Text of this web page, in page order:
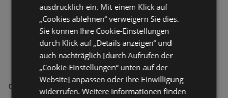
duo idee+spiel Filialen in der Nähe
ausdrücklich ein. Mit einem Klick auf
„Cookies ablehnen“ verweigern Sie dies.
Sie können Ihre Cookie-Einstellungen
durch Klick auf „Details anzeigen“ und
auch nachträglich [durch Aufrufen der
„Cookie-Einstellungen“ unten auf der
Website] anpassen oder Ihre Einwilligung
widerrufen. Weitere Informationen finden